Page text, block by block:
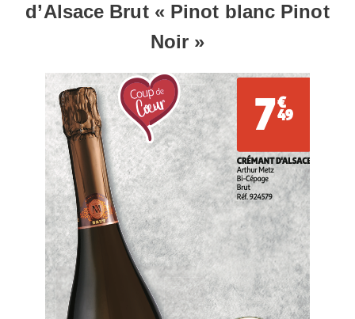
d’Alsace Brut « Pinot blanc Pinot
Noir »